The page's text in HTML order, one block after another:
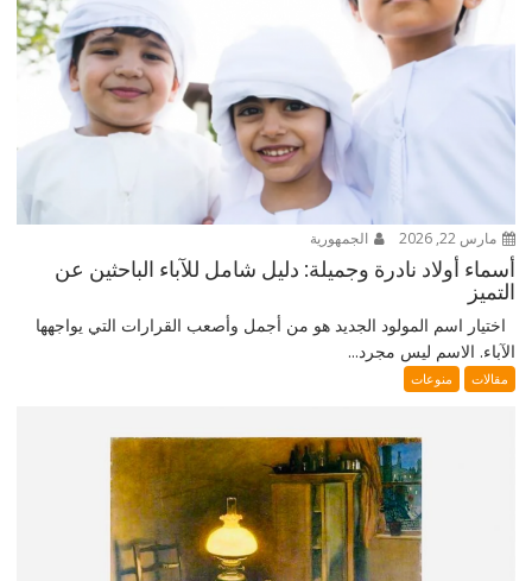
مارس 22, 2026 الجمهورية
أسماء أولاد نادرة وجميلة: دليل شامل للآباء الباحثين عن
التميز
اختيار اسم المولود الجديد هو من أجمل وأصعب القرارات التي يواجهها
الآباء. الاسم ليس مجرد...
مقالات منوعات